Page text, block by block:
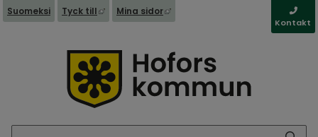
Suomeksi Tyck till Länk till annan webbplats, öppnas i nytt
Mina sidor Länk till annan webbplats,
Kontakt